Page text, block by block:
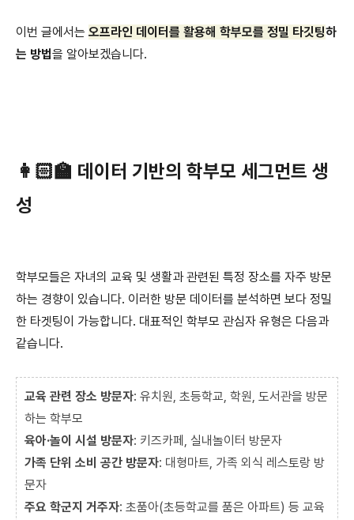
이번 글에서는 오프라인 데이터를 활용해 학부모를 정밀 타깃팅하
는 방법을 알아보겠습니다.
👩🏻‍🏫 데이터 기반의 학부모 세그먼트 생
성
학부모들은 자녀의 교육 및 생활과 관련된 특정 장소를 자주 방문
하는 경향이 있습니다. 이러한 방문 데이터를 분석하면 보다 정밀
한 타겟팅이 가능합니다. 대표적인 학부모 관심자 유형은 다음과
같습니다.
교육 관련 장소 방문자: 유치원, 초등학교, 학원, 도서관을 방문
하는 학부모
육아·놀이 시설 방문자: 키즈카페, 실내놀이터 방문자
가족 단위 소비 공간 방문자: 대형마트, 가족 외식 레스토랑 방
문자
주요 학군지 거주자: 초품아(초등학교를 품은 아파트) 등 교육